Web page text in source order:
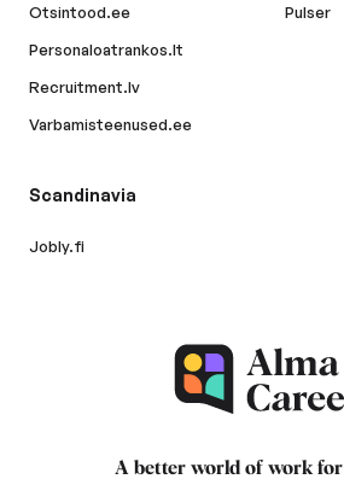
Otsintood.ee
Personaloatrankos.lt
Recruitment.lv
Varbamisteenused.ee
Pulser
Scandinavia
Jobly.fi
A better world of work for